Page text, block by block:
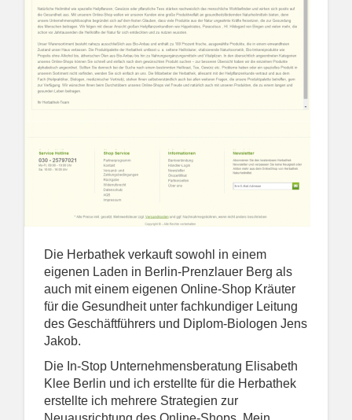
Die Herbathek verkauft sowohl in einem
eigenen Laden in Berlin-Prenzlauer Berg als
auch mit einem eigenen Online-Shop Kräuter
für die Gesundheit unter fachkundiger Leitung
des Geschäftführers und Diplom-Biologen Jens
Jakob.
Die In-Stop Unternehmensberatung Elisabeth
Klee Berlin und ich erstellte für die Herbathek
erstellte ich mehrere Strategien zur